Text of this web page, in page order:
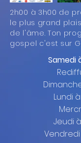
2h00 à 3h00 de
le plus grand
de l'âme. Ton
gospel c'est sur
Samedi
Lundi
Mercredi
Jeudi à
Vendredi